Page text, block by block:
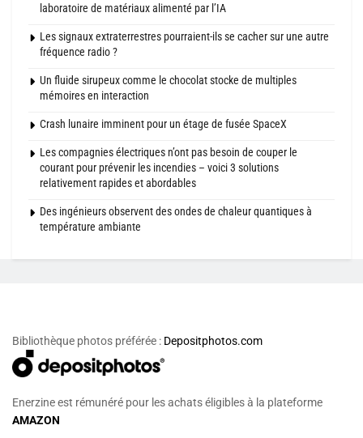
laboratoire de matériaux alimenté par l’IA
Les signaux extraterrestres pourraient-ils se cacher sur une autre
fréquence radio ?
Un fluide sirupeux comme le chocolat stocke de multiples
mémoires en interaction
Crash lunaire imminent pour un étage de fusée SpaceX
Les compagnies électriques n’ont pas besoin de couper le
courant pour prévenir les incendies – voici 3 solutions
relativement rapides et abordables
Des ingénieurs observent des ondes de chaleur quantiques à
température ambiante
Bibliothèque photos préférée : Depositphotos.com
Enerzine est rémunéré pour les achats éligibles à la plateforme
AMAZON